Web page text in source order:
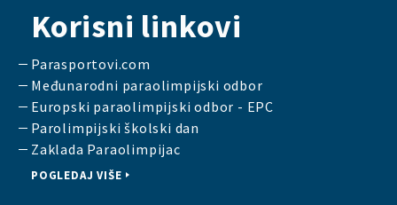
Korisni linkovi
Parasportovi.com
Međunarodni paraolimpijski odbor
Europski paraolimpijski odbor - EPC
Parolimpijski školski dan
Zaklada Paraolimpijac
POGLEDAJ VIŠE